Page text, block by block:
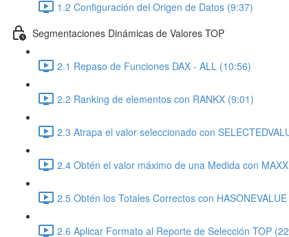
1.2 Configuración del Origen de Datos (9:37)
Segmentaciones Dinámicas de Valores TOP
2.1 Repaso de Funciones DAX - ALL (10:56)
2.2 Ranking de elementos con RANKX (9:01)
2.3 Atrapa el valor seleccionado con
2.4 Obtén el valor máximo de una Medida con
2.5 Obtén los Totales Correctos con
2.6 Aplicar Formato al Reporte de Selección TOP